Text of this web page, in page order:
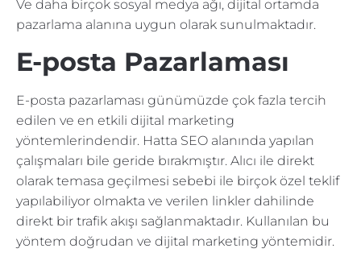
Ve daha birçok sosyal medya ağı, dijital ortamda
pazarlama alanına uygun olarak sunulmaktadır.
E-posta Pazarlaması
E-posta pazarlaması günümüzde çok fazla tercih
edilen ve en etkili dijital marketing
yöntemlerindendir. Hatta SEO alanında yapılan
çalışmaları bile geride bırakmıştır. Alıcı ile direkt
olarak temasa geçilmesi sebebi ile birçok özel teklif
yapılabiliyor olmakta ve verilen linkler dahilinde
direkt bir trafik akışı sağlanmaktadır. Kullanılan bu
yöntem doğrudan ve dijital marketing yöntemidir.